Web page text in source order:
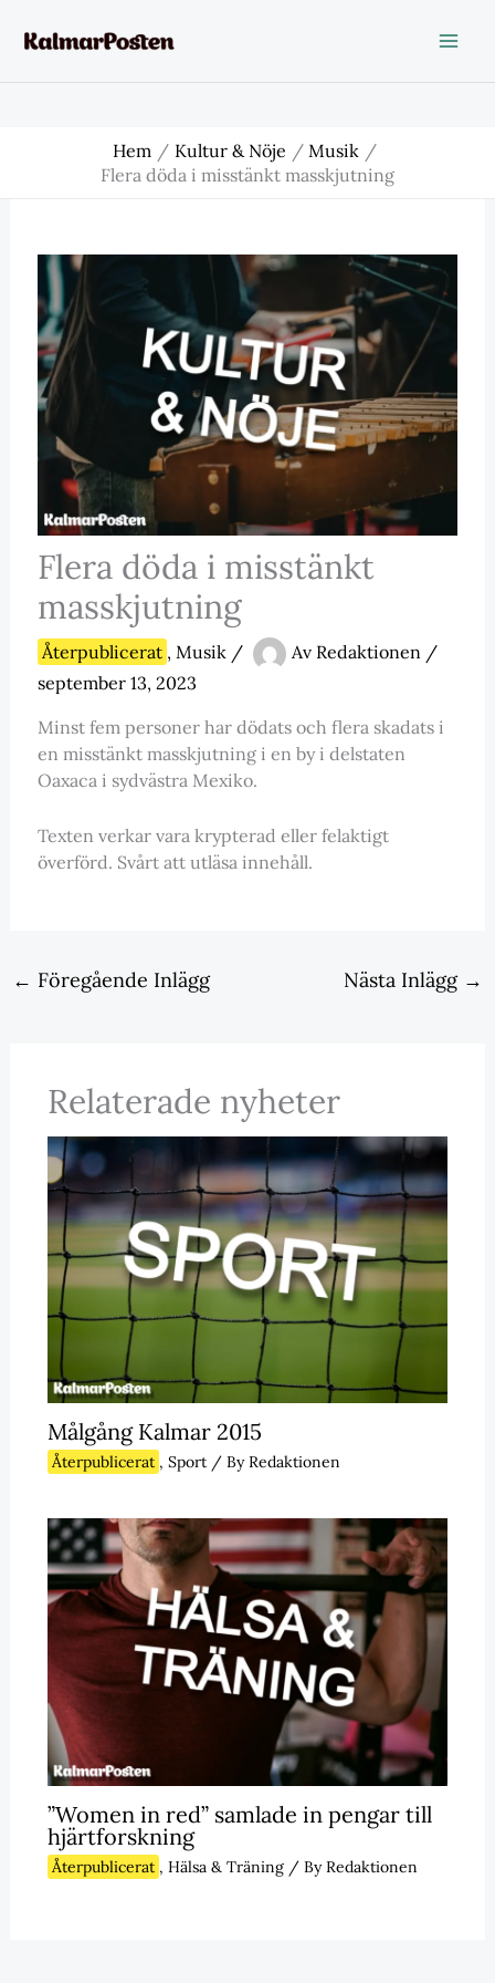
Hem Kultur & Nöje
Musik
Flera döda i misstänkt masskjutning
Flera döda i misstänkt
masskjutning
Återpublicerat , Musik/ Av Redaktionen /
september 13, 2023
Minst fem personer har dödats och flera skadats i
en misstänkt masskjutning i en by i delstaten
Oaxaca i sydvästra Mexiko.
Texten verkar vara krypterad eller felaktigt
överförd. Svårt att utläsa innehåll.
← Föregående Inlägg Nästa Inlägg →
Relaterade nyheter
Målgång Kalmar 2015
Återpublicerat , Sport/ ByRedaktionen
”Women in red” samlade in pengar till
hjärtforskning
Återpublicerat , Hälsa & Träning/ ByRedaktionen